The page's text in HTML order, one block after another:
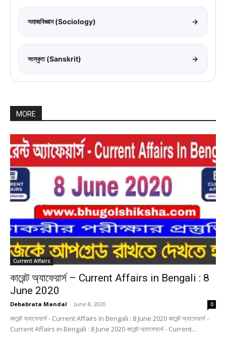
সমাজবিজ্ঞান (Sociology) →
সংস্কৃত (Sanskrit) →
MORE
Current Affairs
কারেন্ট অ্যাফেয়ার্স – Current Affairs in Bengali : 8
June 2020
Debabrata Mandal - June 8, 2020 0
কারেন্ট অ্যাফেয়ার্স - Current Affairs in Bengali : 8 June 2020 কারেন্ট অ্যাফেয়ার্স -
Current Affairs in Bengali : 8 June 2020 কারেন্ট অ্যাফেয়ার্স - Current...